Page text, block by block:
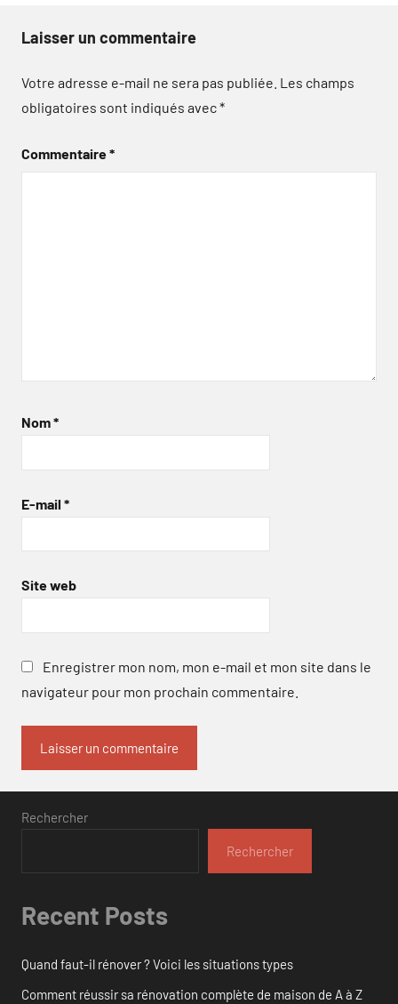
Laisser un commentaire
Votre adresse e-mail ne sera pas publiée. Les champs
obligatoires sont indiqués avec*
Commentaire*
Nom*
E-mail *
Site web
Enregistrer mon nom, mon e-mail et mon site dans le
navigateur pour mon prochain commentaire.
Rechercher
Rechercher
Recent Posts
Quand faut-il rénover ? Voici les situations types
Comment réussir sa rénovation complète de maison de A à Z